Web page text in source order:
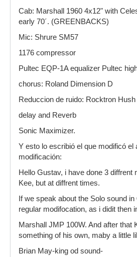
Cab: Marshall 1960 4x12" with
early 70´. (GREENBACKS)
Mic: Shrure SM57
1176 compressor
Pultec EQP-1A equalizer Pultec
chorus: Roland Dimension D
Reduccion de ruido: Rocktron Hush
delay and Reverb
Sonic Maximizer.
Y esto lo escribió el que modificó el
modificación:
Hello Gustav, i have done 3 diffrent
Kee, but at diffrent times.
If we speak about the Solo sound
regular modifocation, as i didit then
Marshall JMP 100W. And after that
something of his own, maby a little
Brian May-king od sound-